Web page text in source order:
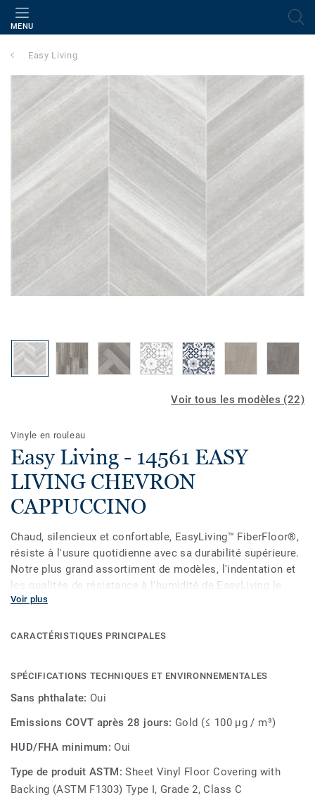
MENU
Easy Living
Voir tous les modèles (22)
Vinyle en rouleau
Easy Living - 14561 EASY
LIVING CHEVRON
CAPPUCCINO
Chaud, silencieux et confortable, EasyLiving™ FiberFloor®,
résiste à l'usure quotidienne avec sa durabilité supérieure.
Notre plus grand assortiment de modèles, l'indentation et
les qualités de résistance à l'humidité de EasyLiving le
rendent idéal pour les salles de bains, les salles de lavage
EasyLiving est le choix parfait pour les maisons avec des
Voir plus
CARACTÉRISTIQUES PRINCIPALES
SPÉCIFICATIONS TECHNIQUES ET ENVIRONNEMENTALES
Sans phthalate:Oui
Emissions COVT après 28 jours: Gold (≤ 100 µg / m³)
HUD/FHA minimum:Oui
Type de produit ASTM:Sheet Vinyl Floor Covering with
Backing (ASTM F1303) Type I, Grade 2, Class C